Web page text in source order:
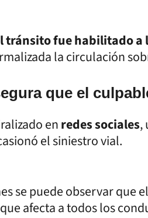
tránsito fue habilitado a
la circulación
que el
enredes sociales,
el siniestro vial.
se puede observar que
afecta a todos los